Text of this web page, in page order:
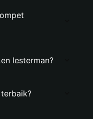
lesterman?